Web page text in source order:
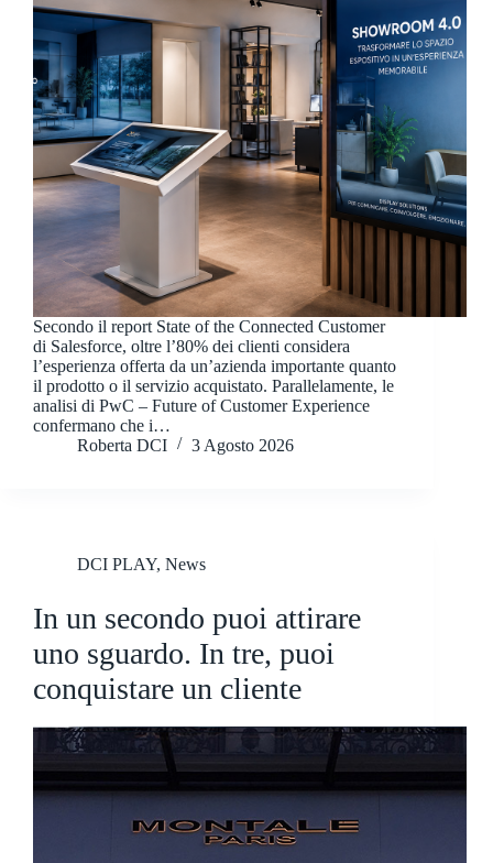
Secondo il report State of the Connected Customer
di Salesforce, oltre l’80% dei clienti considera
l’esperienza offerta da un’azienda importante quanto
il prodotto o il servizio acquistato. Parallelamente, le
analisi di PwC – Future of Customer Experience
confermano che i…
Roberta DCI
3 Agosto 2026
DCI PLAY, News
In un secondo puoi attirare
uno sguardo. In tre, puoi
conquistare un cliente